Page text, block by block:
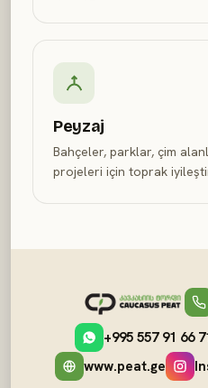
Peyzaj
Bahçeler, parklar, çim
projeleri için toprak
+995 557 91 66
www.peat.ge